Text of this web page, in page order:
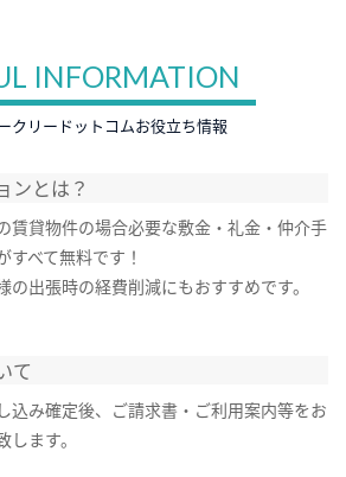
INFORMATION
クリードットコムお役立ち情報
ンとは？
賃貸物件の場合必要な敷金・礼金・仲介手
すべて無料です！
の出張時の経費削減にもおすすめです。
て
込み確定後、ご請求書・ご利用案内等をお
します。